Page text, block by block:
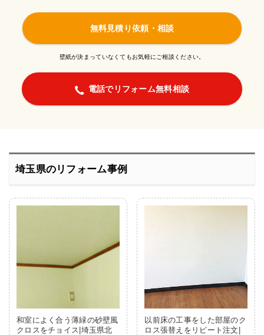
無料見積り依頼・相談
壁紙が決まっていなくてもお気軽にご相談ください。
電話でリフォーム無料相談
埼玉県のリフォーム事例
和室によく合う薄緑の砂壁風
クロスをチョイス|埼玉県北
以前床の工事をした部屋のク
ロス張替えをリピート注文|